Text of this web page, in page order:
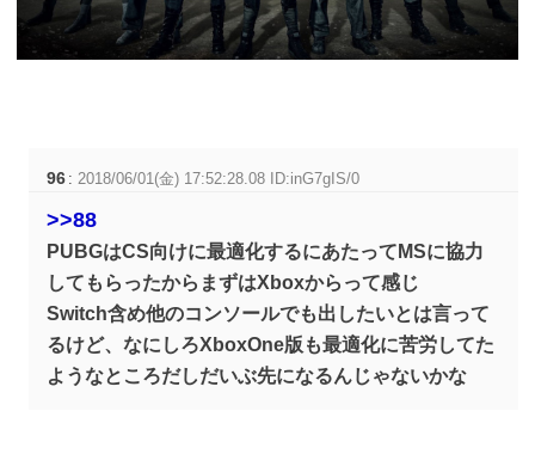
96 :2018/06/01(金) 17:52:28.08 ID:inG7gIS/0
>>88
PUBGはCS向けに最適化するにあたってMSに協力
してもらったからまずはXboxからって感じ
Switch含め他のコンソールでも出したいとは言って
るけど、なにしろXboxOne版も最適化に苦労してた
ようなところだしだいぶ先になるんじゃないかな